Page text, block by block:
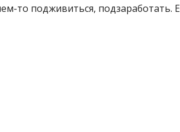
то подживиться, подзаработать.